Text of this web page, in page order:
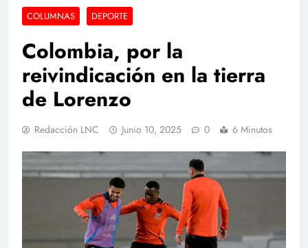
COLUMNAS DEPORTE
Colombia, por la
reivindicación en la tierra
de Lorenzo
Redacción LNC Junio 10, 2025 0 6 Minutos